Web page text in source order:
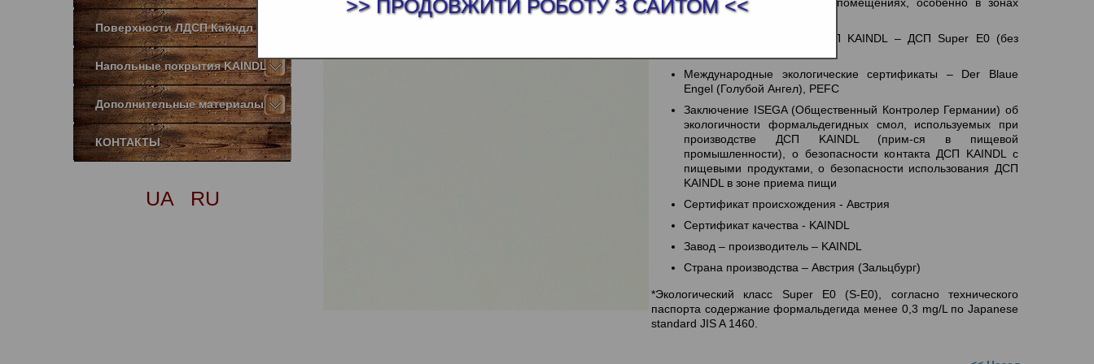
Поверхности ЛДСП Кайндл
Напольные покрытия KAINDL
Дополнительные материалы
КОНТАКТЫ
UA RU
высокой влажности
Экологическая чистота ДСП KAINDL – ДСП Super Е0 (без
Международные экологические сертификаты – Der Blaue
Engel (Голубой Ангел), PEFC
Заключение ISEGA (Общественный Контролер Германии) об
экологичности формальдегидных смол, используемых при
производстве ДСП KAINDL (прим-ся в пищевой
промышленности), о безопасности контакта ДСП KAINDL с
пищевыми продуктами, о безопасности использования ДСП
KAINDL в зоне приема пищи
Сертификат происхождения - Австрия
Сертификат качества - KAINDL
Завод – производитель – KAINDL
Страна производства – Австрия (Зальцбург)
*Экологический класс Super Е0 (S-E0), согласно технического
паспорта содержание формальдегида менее 0,3 mg/L по Japanese
standard JIS A 1460.
>> ПРОДОВЖИТИ РОБОТУ З САЙТОМ <<